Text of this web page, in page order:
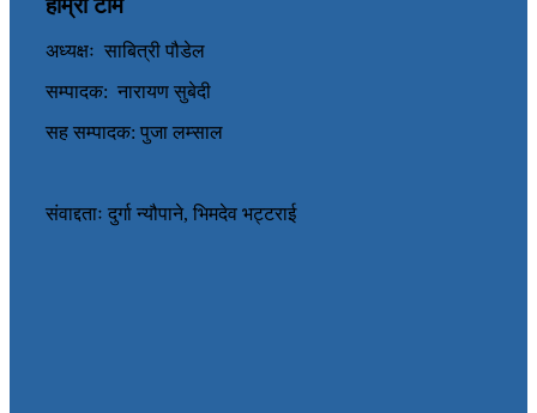
अध्यक्षः साबित्री पौडेल
सम्पादक: नारायण सुबेदी
सह सम्पादक: पुजा लम्साल
संवाद्दताः दुर्गा न्यौपाने, भिमदेव भट्टराई